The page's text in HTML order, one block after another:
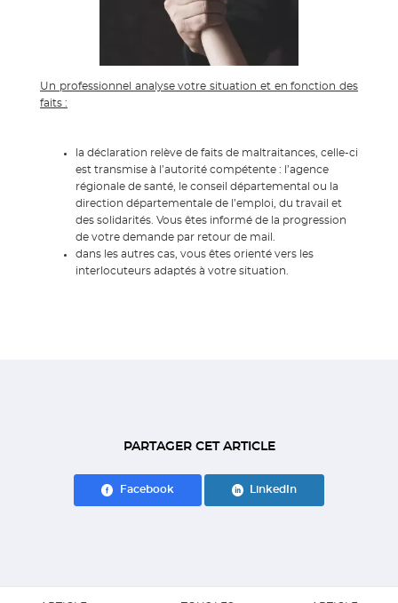
Un professionnel analyse votre situation et en fonction des
faits :
la déclaration relève de faits de maltraitances, celle-ci
est transmise à l’autorité compétente : l’agence
régionale de santé, le conseil départemental ou la
direction départementale de l’emploi, du travail et
des solidarités. Vous êtes informé de la progression
de votre demande par retour de mail.
dans les autres cas, vous êtes orienté vers les
interlocuteurs adaptés à votre situation.
PARTAGER CET ARTICLE
Facebook LinkedIn